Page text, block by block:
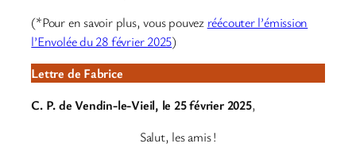
(*Pour en savoir plus, vous pouvez réécouter l’émission
l’Envolée du 28 février 2025)
Lettre de Fabrice
C. P. de Vendin-le-Vieil, le 25 février 2025,
Salut, les amis !